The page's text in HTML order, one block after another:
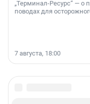
„Терминал-Ресурс“ — о
поводах для
7 августа, 18:00